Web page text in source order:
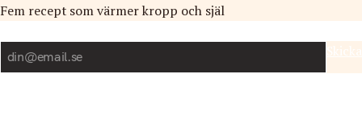
Fem recept som värmer kropp och själ